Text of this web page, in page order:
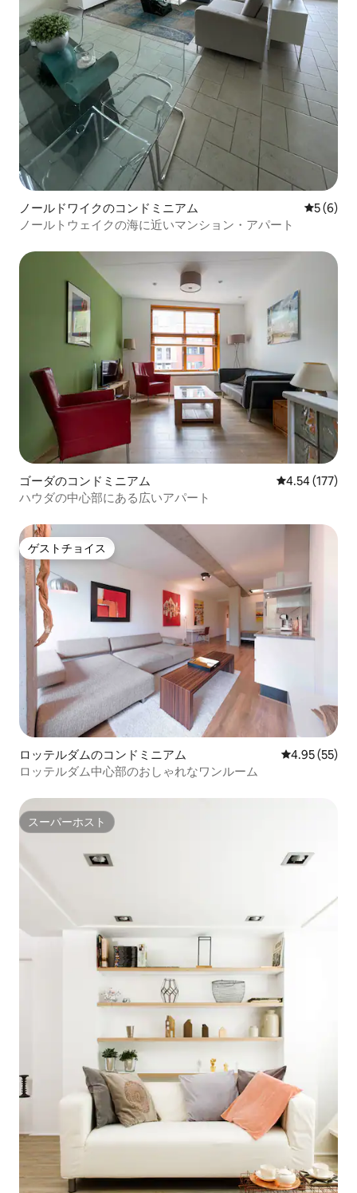
ノールドワイクのコンドミニアム レビュー
5 (6)
ノールトウェイクの海に近いマンション・アパート
ゴーダのコンドミニアム レビュー177
4.54 (177)
ハウダの中心部にある広いアパート
ゲストチョイス
ゲストチョイス
ロッテルダムのコンドミニアム レビュー55
4.95 (55)
ロッテルダム中心部のおしゃれなワンルーム
スーパーホスト
スーパーホスト